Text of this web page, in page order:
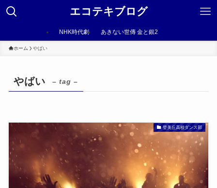
エコテキブログ
NHK時代劇 あきない世傳 金と銀2
ホーム やばい
やばい – tag –
登美丘高校ダンス部